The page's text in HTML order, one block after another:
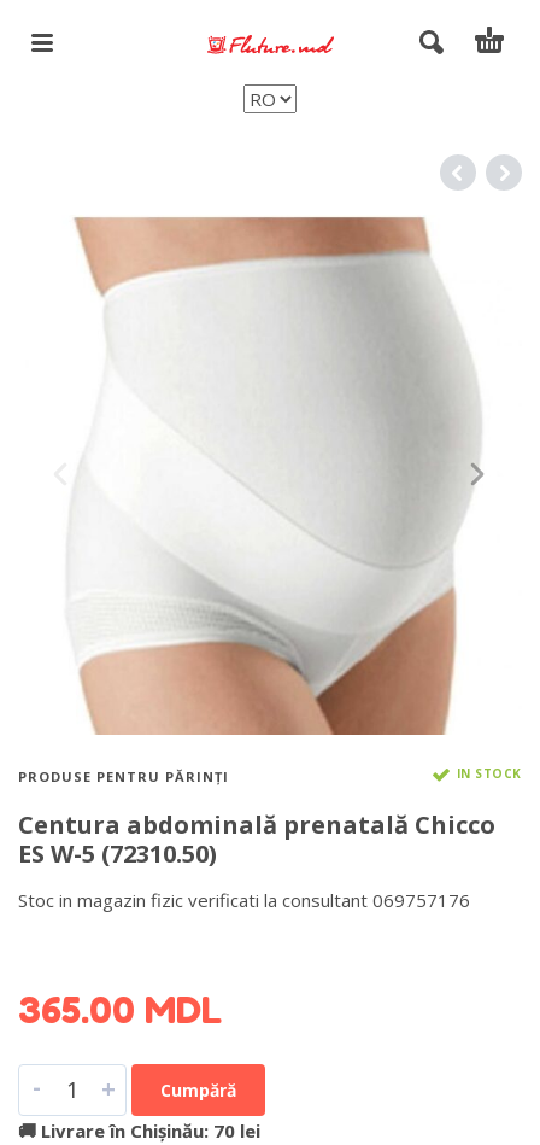
PRODUSE PENTRU PĂRINȚI IN STOCK
Centura abdominală prenatală Chicco
ES W-5 (72310.50)
Stoc in magazin fizic verificati la consultant 069757176
365.00 MDL
- + Cumpără
🚚 Livrare în Chișinău: 70 lei